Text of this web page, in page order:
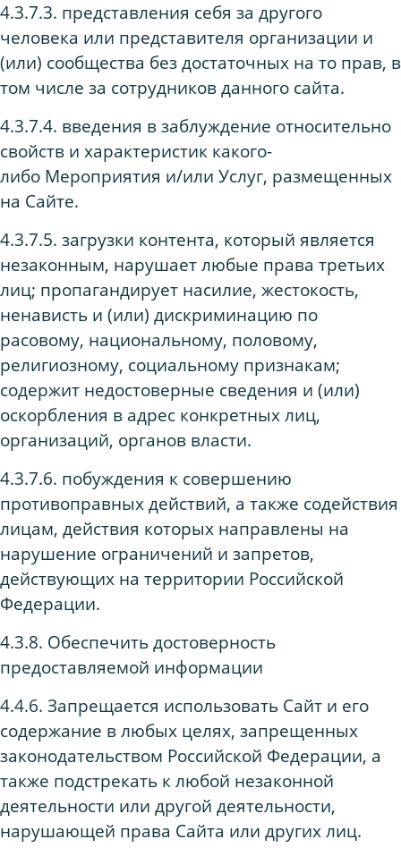
4.3.7.3. представления себя за другого
человека или представителя организации и
(или) сообщества без достаточных на то прав, в
том числе за сотрудников данного сайта.
4.3.7.4. введения в заблуждение относительно
свойств и характеристик какого-
либо Мероприятия и/или Услуг, размещенных
на Сайте.
4.3.7.5. загрузки контента, который является
незаконным, нарушает любые права третьих
лиц; пропагандирует насилие, жестокость,
ненависть и (или) дискриминацию по
расовому, национальному, половому,
религиозному, социальному признакам;
содержит недостоверные сведения и (или)
оскорбления в адрес конкретных лиц,
организаций, органов власти.
4.3.7.6. побуждения к совершению
противоправных действий, а также содействия
лицам, действия которых направлены на
нарушение ограничений и запретов,
действующих на территории Российской
Федерации.
4.3.8. Обеспечить достоверность
предоставляемой информации
4.4.6. Запрещается использовать Сайт и его
содержание в любых целях, запрещенных
законодательством Российской Федерации, а
также подстрекать к любой незаконной
деятельности или другой деятельности,
нарушающей права Сайта или других лиц.